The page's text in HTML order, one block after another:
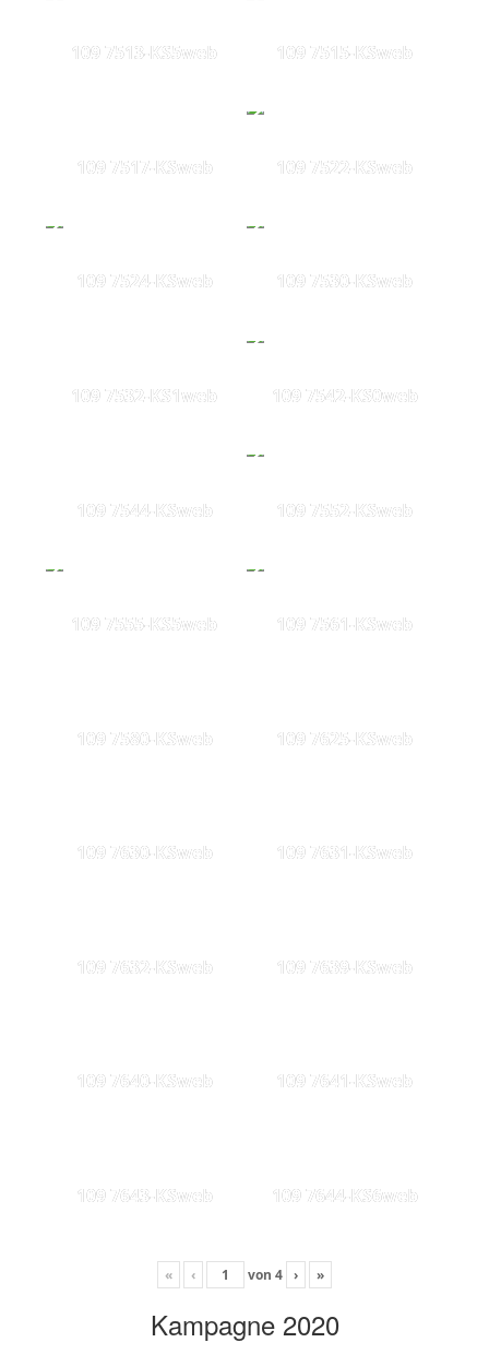
109 7513-KS5web 109 7515-KSweb
109 7517-KSweb 109 7522-KSweb
109 7524-KSweb 109 7530-KSweb
109 7532-KS1web 109 7542-KS0web
109 7544-KSweb 109 7552-KSweb
109 7555-KS5web 109 7561-KSweb
109 7580-KSweb 109 7625-KSweb
109 7630-KSweb 109 7631-KSweb
109 7632-KSweb 109 7639-KSweb
109 7640-KSweb 109 7641-KSweb
109 7643-KSweb 109 7644-KS6web
« ‹ von 4 › »
Kampagne 2020